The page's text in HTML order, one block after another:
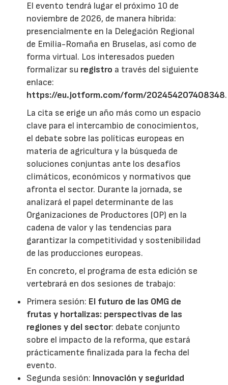
El evento tendrá lugar el próximo 10 de
noviembre de 2026, de manera híbrida:
presencialmente en la Delegación Regional
de Emilia-Romaña en Bruselas, así como de
forma virtual. Los interesados pueden
formalizar su registro a través del siguiente
enlace:
https://eu.jotform.com/form/202454207408348.
La cita se erige un año más como un espacio
clave para el intercambio de conocimientos,
el debate sobre las políticas europeas en
materia de agricultura y la búsqueda de
soluciones conjuntas ante los desafíos
climáticos, económicos y normativos que
afronta el sector. Durante la jornada, se
analizará el papel determinante de las
Organizaciones de Productores (OP) en la
cadena de valor y las tendencias para
garantizar la competitividad y sostenibilidad
de las producciones europeas.
En concreto, el programa de esta edición se
vertebrará en dos sesiones de trabajo:
Primera sesión: El futuro de las OMG de
frutas y hortalizas: perspectivas de las
regiones y del sector: debate conjunto
sobre el impacto de la reforma, que estará
prácticamente finalizada para la fecha del
evento.
Segunda sesión: Innovación y seguridad